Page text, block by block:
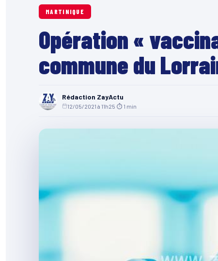
MARTINIQUE
Opération «
commune du
Rédaction ZayActu
12/05/2021 à 11h25 ⏱ 1 min